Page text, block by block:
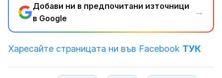
Добави ни в предпочитани източници
в Google
→
Харесайте страницата ни във Facebook ТУК